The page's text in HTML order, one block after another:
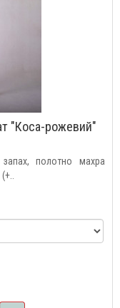
"Коса-рожевий"
полотно махра